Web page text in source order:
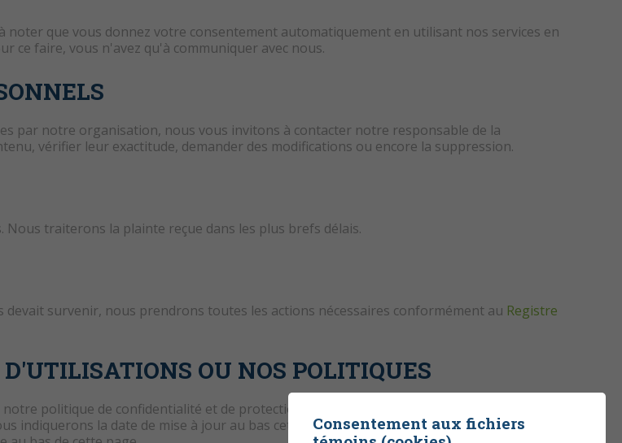
que vous donnez votre consentement automatiquement en utilisant nos services en
ce faire, vous n'avez qu'à communiquer avec nous.
par notre organisation, nous vous invitons à contacter notre responsable de la
vérifier leur exactitude, demander des modifications ou encore la suppression.
traiterons la plainte reçue dans les plus brefs délais.
survenir, nous prendrons toutes les actions nécessaires conformément au Registre
OU NOS POLITIQUES
politique de confidentialité et de protection des renseignements personnels, les
la date de mise à jour au bas cette page. Nous vous recommandons de
Consentement aux fichiers